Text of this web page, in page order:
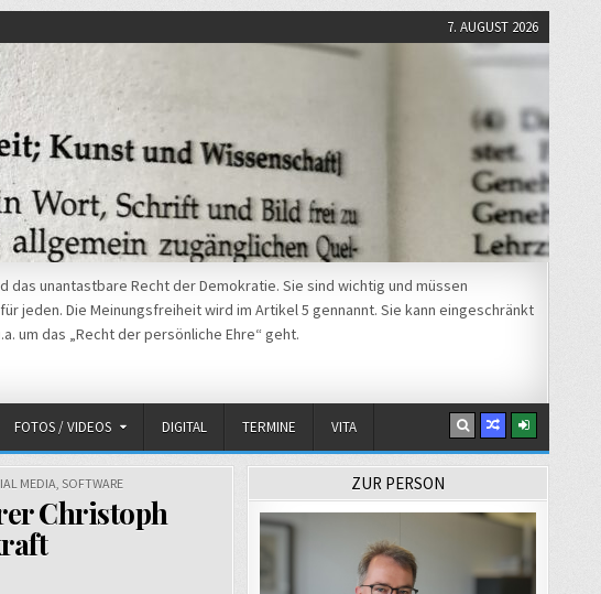
7. AUGUST 2026
das unantastbare Recht der Demokratie. Sie sind wichtig und müssen
jeden. Die Meinungsfreiheit wird im Artikel 5 gennannt. Sie kann eingeschränkt
um das „Recht der persönliche Ehre“ geht.
FOTOS / VIDEOS DIGITAL TERMINE VITA
MEDIA SOFTWARE
Christoph
ZUR PERSON